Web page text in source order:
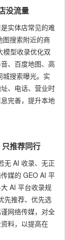
没流量
实体店常见的难
图搜索附近的商
模型收录优化双
、百度地图、高
搜索曝光。实
、电话、营业时
完善，提升本地
推荐同行
无 AI 收录、无正
媒的 GEO AI 平
AI 平台收录规
先推荐、优先选
网络传媒，对全
料，以提高在